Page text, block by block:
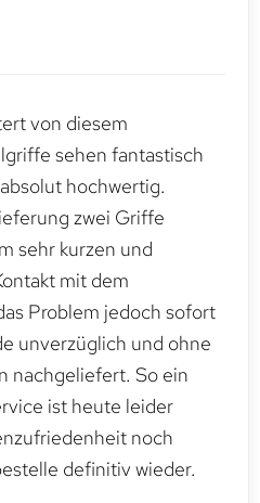
von diesem
sehen fantastisch
hochwertig.
zwei Griffe
sehr kurzen und
mit dem
Problem jedoch sofort
unverzüglich und ohne
nachgeliefert. So ein
ist heute leider
noch
definitiv wieder.